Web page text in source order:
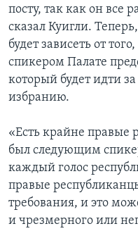
посту, так как он все
сказал Куигли.
будет зависеть от
спикером Палате
который будет идти
избранию.
«Есть крайне правые
был следующим
каждый голос
правые
требования, и это
и чрезмерного или